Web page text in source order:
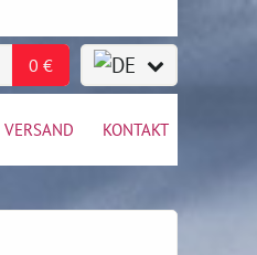
0 €
VERSAND KONTAKT